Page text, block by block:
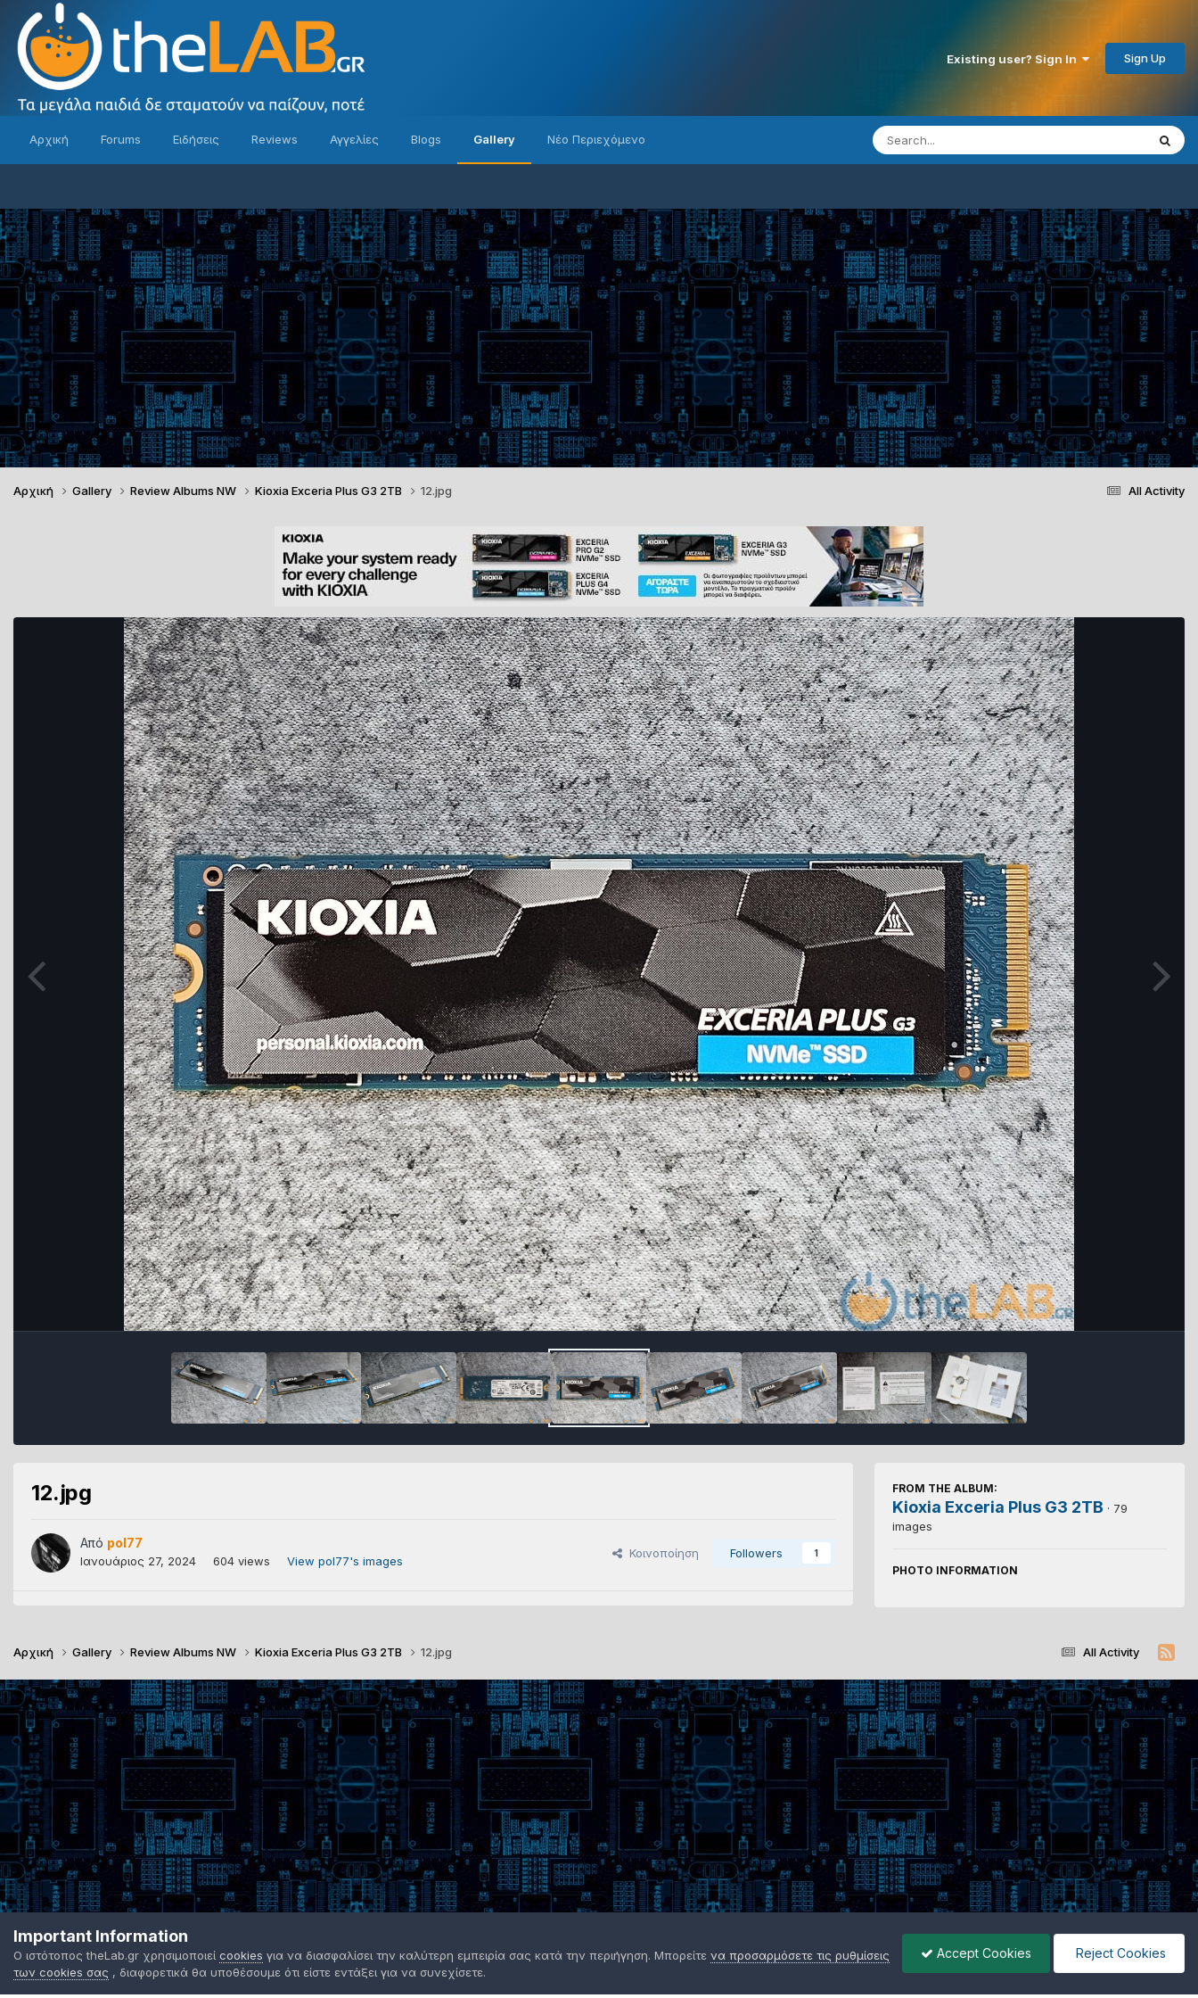
Existing user? Sign In Sign Up
Αρχική Forums Ειδήσεις Reviews Αγγελίες Blogs Gallery Νέο Περιεχόμενο
All Activity
Αρχική Gallery Review Albums NW Kioxia Exceria Plus G3 2TB 12.jpg
12.jpg
Από pol77
Ιανουάριος 27, 2024 604 views View pol77's images
Κοινοποίηση Followers 1
FROM THE ALBUM:
Kioxia Exceria Plus G3 2TB · 79
images
PHOTO INFORMATION
All Activity
Αρχική Gallery Review Albums NW Kioxia Exceria Plus G3 2TB 12.jpg
Important Information
Ο ιστότοπος theLab.gr χρησιμοποιεί cookies για να διασφαλίσει την καλύτερη εμπειρία σας κατά την περιήγηση. Μπορείτε να προσαρμόσετε τις ρυθμίσεις
των cookies σας , διαφορετικά θα υποθέσουμε ότι είστε εντάξει για να συνεχίσετε.
Accept Cookies Reject Cookies